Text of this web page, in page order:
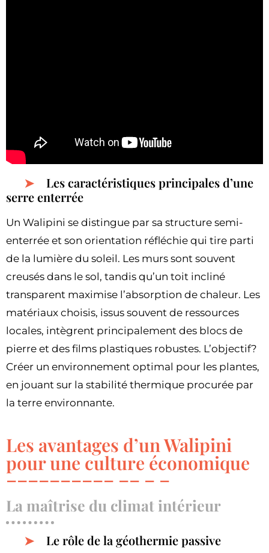
Les caractéristiques principales d’une
serre enterrée
Un Walipini se distingue par sa structure semi-
enterrée et son orientation réfléchie qui tire parti
de la lumière du soleil. Les murs sont souvent
creusés dans le sol, tandis qu’un toit incliné
transparent maximise l’absorption de chaleur. Les
matériaux choisis, issus souvent de ressources
locales, intègrent principalement des blocs de
pierre et des films plastiques robustes. L’objectif?
Créer un environnement optimal pour les plantes,
en jouant sur la stabilité thermique procurée par
la terre environnante.
Les avantages d’un Walipini
pour une culture économique
La maîtrise du climat intérieur
Le rôle de la géothermie passive